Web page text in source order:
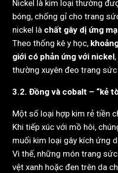
Nickel là kim loại thường
bóng, chống gỉ cho trang
nickel là chất gây dị ứng
Theo thống kê y học,
giới có phản ứng với nickel
thường xuyên đeo trang
3.2. Đồng và cobalt – “kẻ
Một số loại hợp kim rẻ tiền
Khi tiếp xúc với mồ hôi,
muối kim loại gây kích ứng
Vì thế, những món trang
vệt xanh hoặc đen trên da